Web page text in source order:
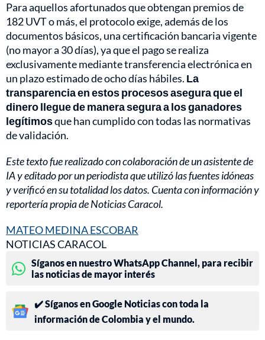
Para aquellos afortunados que obtengan premios de
182 UVT o más, el protocolo exige, además de los
documentos básicos, una certificación bancaria vigente
(no mayor a 30 días), ya que el pago se realiza
exclusivamente mediante transferencia electrónica en
un plazo estimado de ocho días hábiles. La
transparencia en estos procesos asegura que el
dinero llegue de manera segura a los ganadores
legítimosque han cumplido con todas las normativas
de validación.
Este texto fue realizado con colaboración de un asistente de
IA y editado por un periodista que utilizó las fuentes idóneas
y verificó en su totalidad los datos. Cuenta con información y
reportería propia de Noticias Caracol.
MATEO MEDINA ESCOBAR
NOTICIAS CARACOL
Síganos en nuestro WhatsApp Channel, para recibir
las noticias de mayor interés
✔️ Síganos en Google Noticias con toda la
información de Colombia y el mundo.